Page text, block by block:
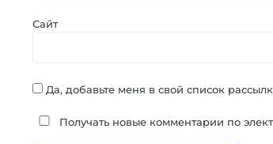
Сайт
Да, добавьте меня в свой список
Получать новые комментарии по